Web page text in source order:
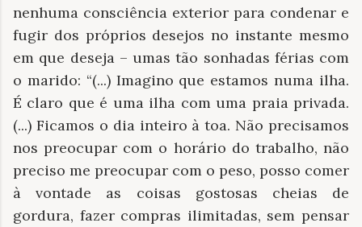
nenhuma consciência exterior para condenar e
fugir dos próprios desejos no instante mesmo
em que deseja – umas tão sonhadas férias com
o marido: “(...) Imagino que estamos numa ilha.
É claro que é uma ilha com uma praia privada.
(...) Ficamos o dia inteiro à toa. Não precisamos
nos preocupar com o horário do trabalho, não
preciso me preocupar com o peso, posso comer
à vontade as coisas gostosas cheias de
gordura, fazer compras ilimitadas, sem pensar